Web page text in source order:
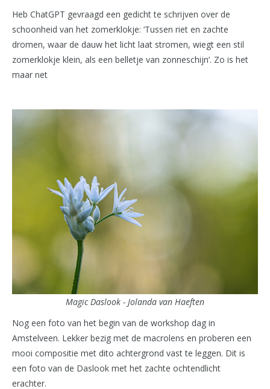
Heb ChatGPT gevraagd een gedicht te schrijven over de
schoonheid van het zomerklokje: ‘Tussen riet en zachte
dromen, waar de dauw het licht laat stromen, wiegt een stil
zomerklokje klein, als een belletje van zonneschijn’. Zo is het
maar net
Magic Daslook - Jolanda van Haeften
Nog een foto van het begin van de workshop dag in
Amstelveen. Lekker bezig met de macrolens en proberen een
mooi compositie met dito achtergrond vast te leggen. Dit is
een foto van de Daslook met het zachte ochtendlicht
erachter.